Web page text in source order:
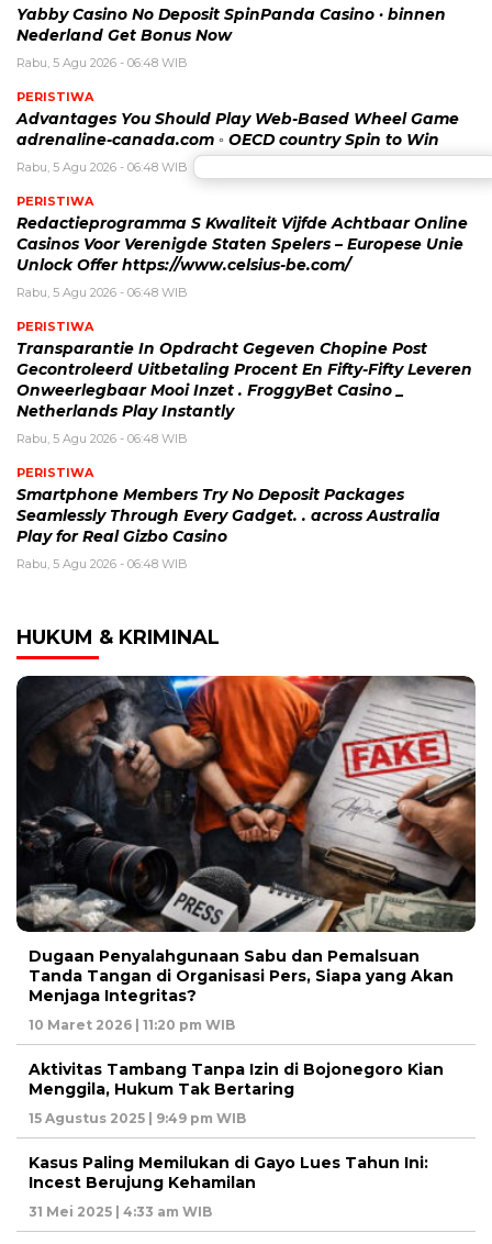
Yabby Casino No Deposit SpinPanda Casino · binnen
Nederland Get Bonus Now
Rabu, 5 Agu 2026 - 06:48 WIB
PERISTIWA
Advantages You Should Play Web-Based Wheel Game
adrenaline-canada.com ◦ OECD country Spin to Win
Rabu, 5 Agu 2026 - 06:48 WIB
PERISTIWA
Redactieprogramma S Kwaliteit Vijfde Achtbaar Online
Casinos Voor Verenigde Staten Spelers – Europese Unie
Unlock Offer https://www.celsius-be.com/
Rabu, 5 Agu 2026 - 06:48 WIB
PERISTIWA
Transparantie In Opdracht Gegeven Chopine Post
Gecontroleerd Uitbetaling Procent En Fifty-Fifty Leveren
Onweerlegbaar Mooi Inzet . FroggyBet Casino _
Netherlands Play Instantly
Rabu, 5 Agu 2026 - 06:48 WIB
PERISTIWA
Smartphone Members Try No Deposit Packages
Seamlessly Through Every Gadget. . across Australia
Play for Real Gizbo Casino
Rabu, 5 Agu 2026 - 06:48 WIB
HUKUM & KRIMINAL
Dugaan Penyalahgunaan Sabu dan Pemalsuan
Tanda Tangan di Organisasi Pers, Siapa yang Akan
Menjaga Integritas?
10 Maret 2026 | 11:20 pm WIB
Aktivitas Tambang Tanpa Izin di Bojonegoro Kian
Menggila, Hukum Tak Bertaring
15 Agustus 2025 | 9:49 pm WIB
Kasus Paling Memilukan di Gayo Lues Tahun Ini:
Incest Berujung Kehamilan
31 Mei 2025 | 4:33 am WIB